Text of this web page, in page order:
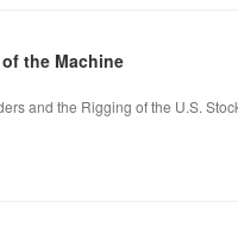
the Machine
and the Rigging of the U.S.